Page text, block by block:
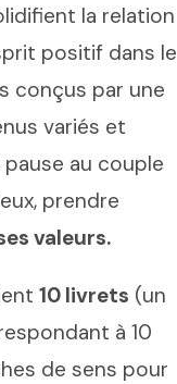
la relation
positif dans le
conçus par une
variés et
au couple
prendre
valeurs.
10 livrets (un
à 10
de sens pour